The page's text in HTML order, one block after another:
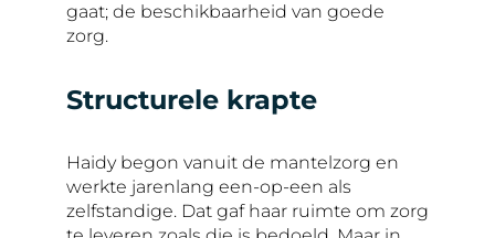
gaat; de beschikbaarheid van goede
zorg.
Structurele krapte
Haidy begon vanuit de mantelzorg en
werkte jarenlang een-op-een als
zelfstandige. Dat gaf haar ruimte om zorg